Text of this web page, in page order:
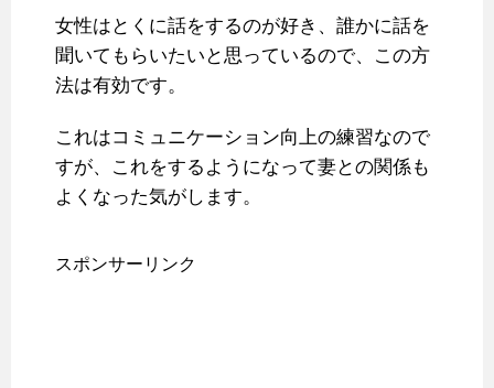
女性はとくに話をするのが好き、誰かに話を
聞いてもらいたいと思っているので、この方
法は有効です。
これはコミュニケーション向上の練習なので
すが、これをするようになって妻との関係も
よくなった気がします。
スポンサーリンク